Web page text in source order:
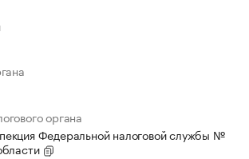
органа
Федеральной налоговой службы №